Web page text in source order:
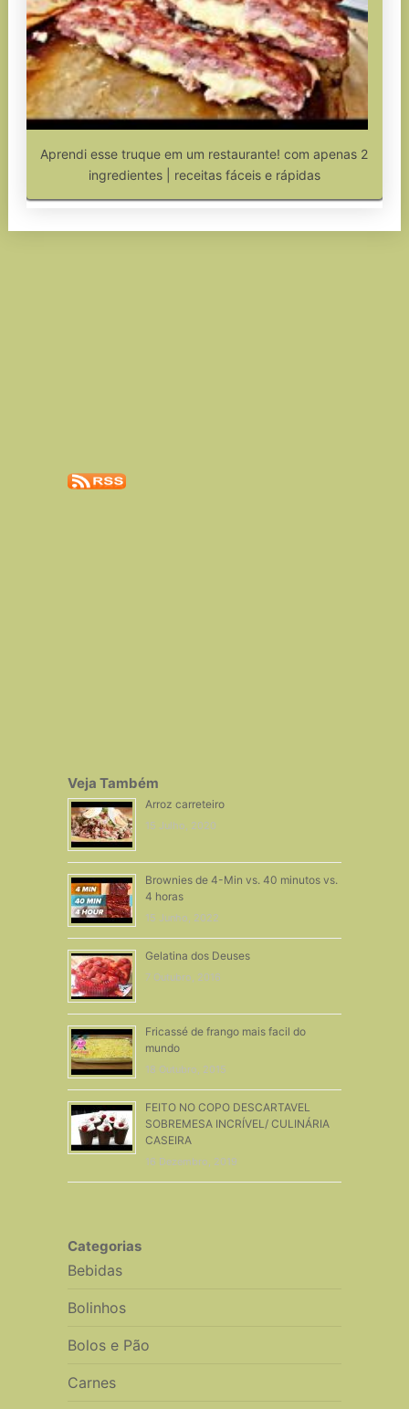
Aprendi esse truque em um restaurante! com apenas 2
ingredientes | receitas fáceis e rápidas
Veja Também
Arroz carreteiro
15 Julho, 2020
Brownies de 4-Min vs. 40 minutos vs.
4 horas
15 Junho, 2022
Gelatina dos Deuses
7 Outubro, 2016
Fricassé de frango mais facil do
mundo
18 Outubro, 2015
FEITO NO COPO DESCARTAVEL
SOBREMESA INCRÍVEL/ CULINÁRIA
CASEIRA
16 Dezembro, 2019
Categorias
Bebidas
Bolinhos
Bolos e Pão
Carnes